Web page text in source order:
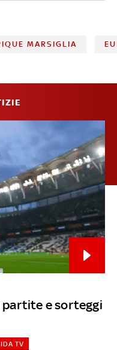
MARSIGLIA
partite e sorteggi
TV